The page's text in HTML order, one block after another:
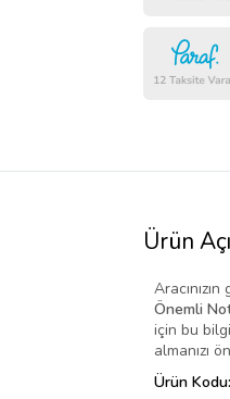
Ürün
Önemli
için bu
almanızı
Ürün Kodu: